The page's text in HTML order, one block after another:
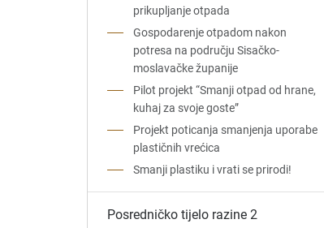
prikupljanje otpada
Gospodarenje otpadom nakon
potresa na području Sisačko-
moslavačke županije
Pilot projekt “Smanji otpad od hrane,
kuhaj za svoje goste”
Projekt poticanja smanjenja uporabe
plastičnih vrećica
Smanji plastiku i vrati se prirodi!
Posredničko tijelo razine 2